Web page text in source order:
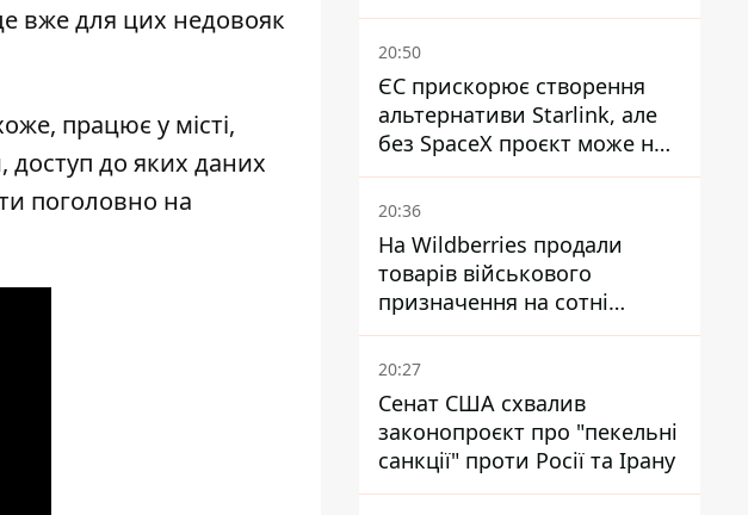
вже для цих недовояк
працює у місті,
доступ до яких даних
поголовно на
20:50
ЄС прискорює створення
альтернативи Starlink, але
без SpaceX проєкт може не
обійтися
20:36
На Wildberries продали
товарів військового
призначення на сотні
мільйонів, але удари ЗСУ
змінили ситуацію
20:27
Сенат США схвалив
законопроєкт про "пекельні
санкції" проти Росії та Ірану